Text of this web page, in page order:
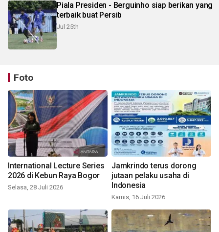
Piala Presiden - Berguinho siap berikan yang
terbaik buat Persib
Jul 25th
Foto
International Lecture Series
2026 di Kebun Raya Bogor
Selasa, 28 Juli 2026
Jamkrindo terus dorong
jutaan pelaku usaha di
Indonesia
Kamis, 16 Juli 2026